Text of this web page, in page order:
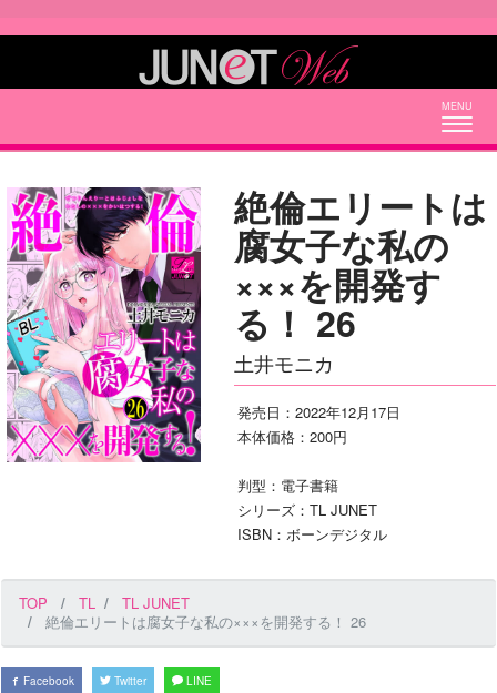
絶倫エリートは
腐女子な私の
×××を開発す
る！ 26
土井モニカ
発売日：2022年12月17日
本体価格：200円
判型：電子書籍
シリーズ：TL JUNET
ISBN：ボーンデジタル
TOP TL
TL JUNET
絶倫エリートは腐女子な私の×××を開発する！ 26
Facebook Twitter LINE